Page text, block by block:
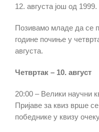
12. августа још од 1999.
Позивамо младе да се
године почиње у
августа.
Четвртак – 10. август
20:00 – Велики научни
Пријаве за квиз врше
победнике у квизу